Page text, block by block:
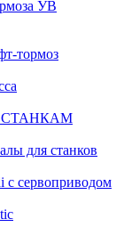
УВ
тормоз
СТАНКАМ
для станков
с сервоприводом